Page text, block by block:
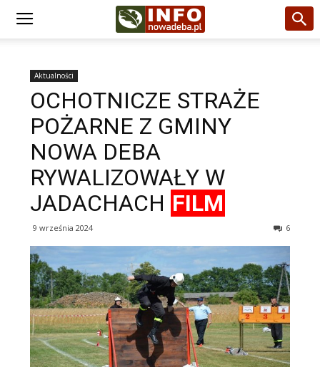
Aktualności
OCHOTNICZE STRAŻE
POŻARNE Z GMINY
NOWA DEBA
RYWALIZOWAŁY W
JADACHACH FILM
9 września 2024 6